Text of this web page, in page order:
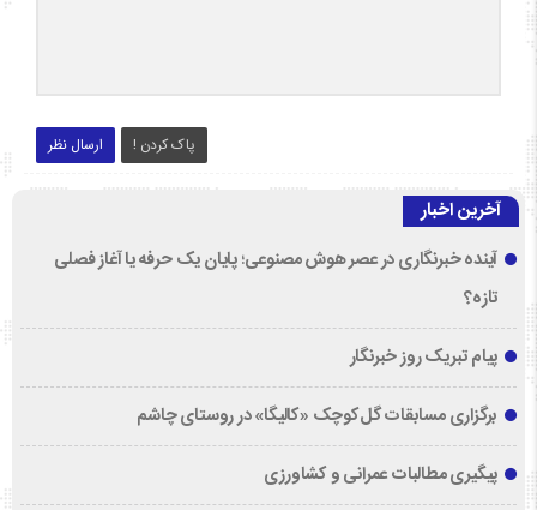
ارسال نظر پاک کردن !
آخرین اخبار
آینده خبرنگاری در عصر هوش مصنوعی؛ پایان یک حرفه یا آغاز فصلی
تازه؟
پیام تبریک روز خبرنگار
برگزاری مسابقات گل‌کوچک «کالیگا» در روستای چاشم
پیگیری مطالبات عمرانی و کشاورزی